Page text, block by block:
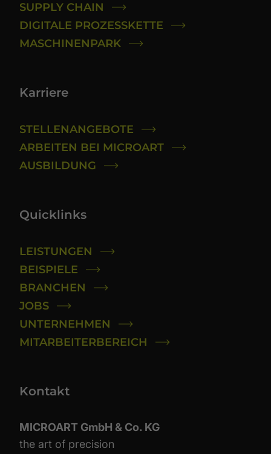
SUPPLY CHAIN
DIGITALE PROZESSKETTE
MASCHINENPARK
Karriere
STELLENANGEBOTE
ARBEITEN BEI MICROART
AUSBILDUNG
Quicklinks
LEISTUNGEN
BEISPIELE
BRANCHEN
JOBS
UNTERNEHMEN
MITARBEITERBEREICH
Kontakt
MICROART GmbH & Co. KG
the art of precision